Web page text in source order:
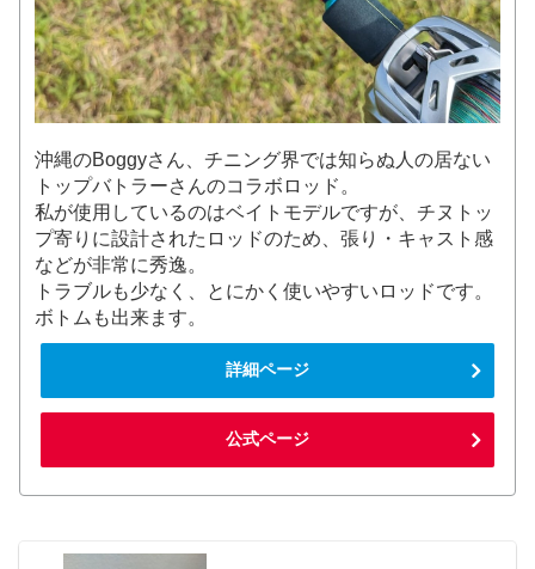
沖縄のBoggyさん、チニング界では知らぬ人の居ない
トップバトラーさんのコラボロッド。
私が使用しているのはベイトモデルですが、チヌトッ
プ寄りに設計されたロッドのため、張り・キャスト感
などが非常に秀逸。
トラブルも少なく、とにかく使いやすいロッドです。
ボトムも出来ます。
詳細ページ
公式ページ